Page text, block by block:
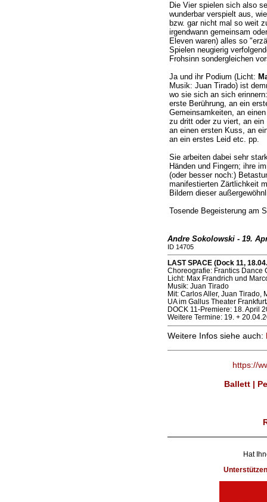
Die Vier spielen sich also
wunderbar verspielt aus,
bzw. gar nicht mal so weit
irgendwann gemeinsam
Eleven waren) alles so
Spielen neugierig
Frohsinn sondergleichen
Ja und ihr Podium (Licht:
Musik: Juan Tirado) ist
wo sie sich an sich
erste Berührung, an ein
Gemeinsamkeiten, an
zu dritt oder zu viert, an ein
an einen ersten Kuss, an
an ein erstes Leid etc. pp.
Sie arbeiten dabei sehr
Händen und Fingern; ihre
(oder besser noch:)
manifestierten Zärtlichkeit
Bildern dieser
Tosende Begeisterung am
Andre Sokolowski - 19.
ID 14705
LAST SPACE (Dock 11,
Choreografie: Frantics Dance
Licht: Max Frandrich und
Musik: Juan Tirado
Mit: Carlos Aller, Juan Tirado,
UA im Gallus Theater
DOCK 11-Premiere: 18. April
Weitere Termine: 19. +
Weitere Infos siehe auch:
https://
Ballett |
Hat